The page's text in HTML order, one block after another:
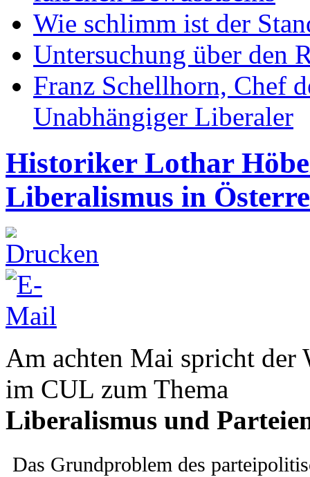
Wie schlimm ist der
Untersuchung über den
Franz Schellhorn, Chef
Unabhängiger Liberaler
Historiker Lothar
Liberalismus in
Am achten Mai spricht
im CUL zum Thema
Liberalismus und
Das Grundproblem des